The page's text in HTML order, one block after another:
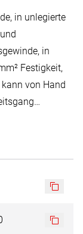
in unlegierte
in
Festigkeit,
von Hand